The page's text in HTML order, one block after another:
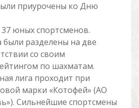
приурочены ко Дню
юных спортсменов.
были разделены на две
со своим
по шахматам.
лига проходит при
марки «Котофей» (АО
Сильнейшие спортсмены